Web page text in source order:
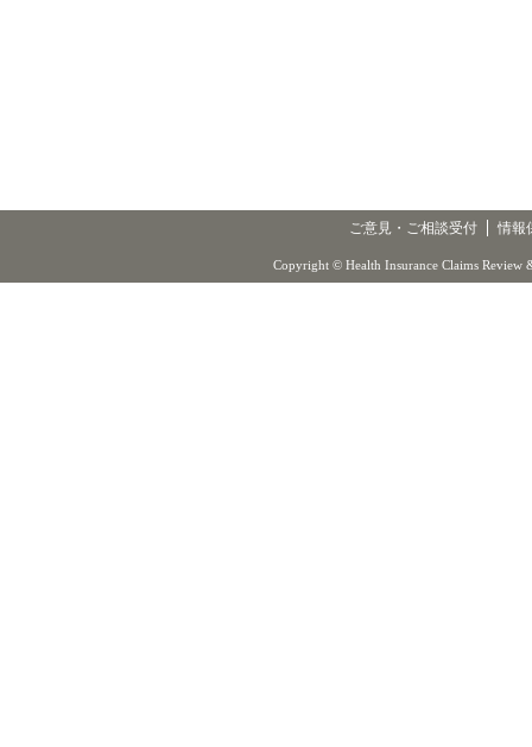
ご意見・ご相談受付 情報
Copyright © Health Insurance Claims Review